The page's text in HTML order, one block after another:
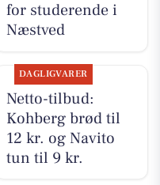
for studerende i
Næstved
DAGLIGVARER
Netto-tilbud:
Kohberg brød til
12 kr. og Navito
tun til 9 kr.